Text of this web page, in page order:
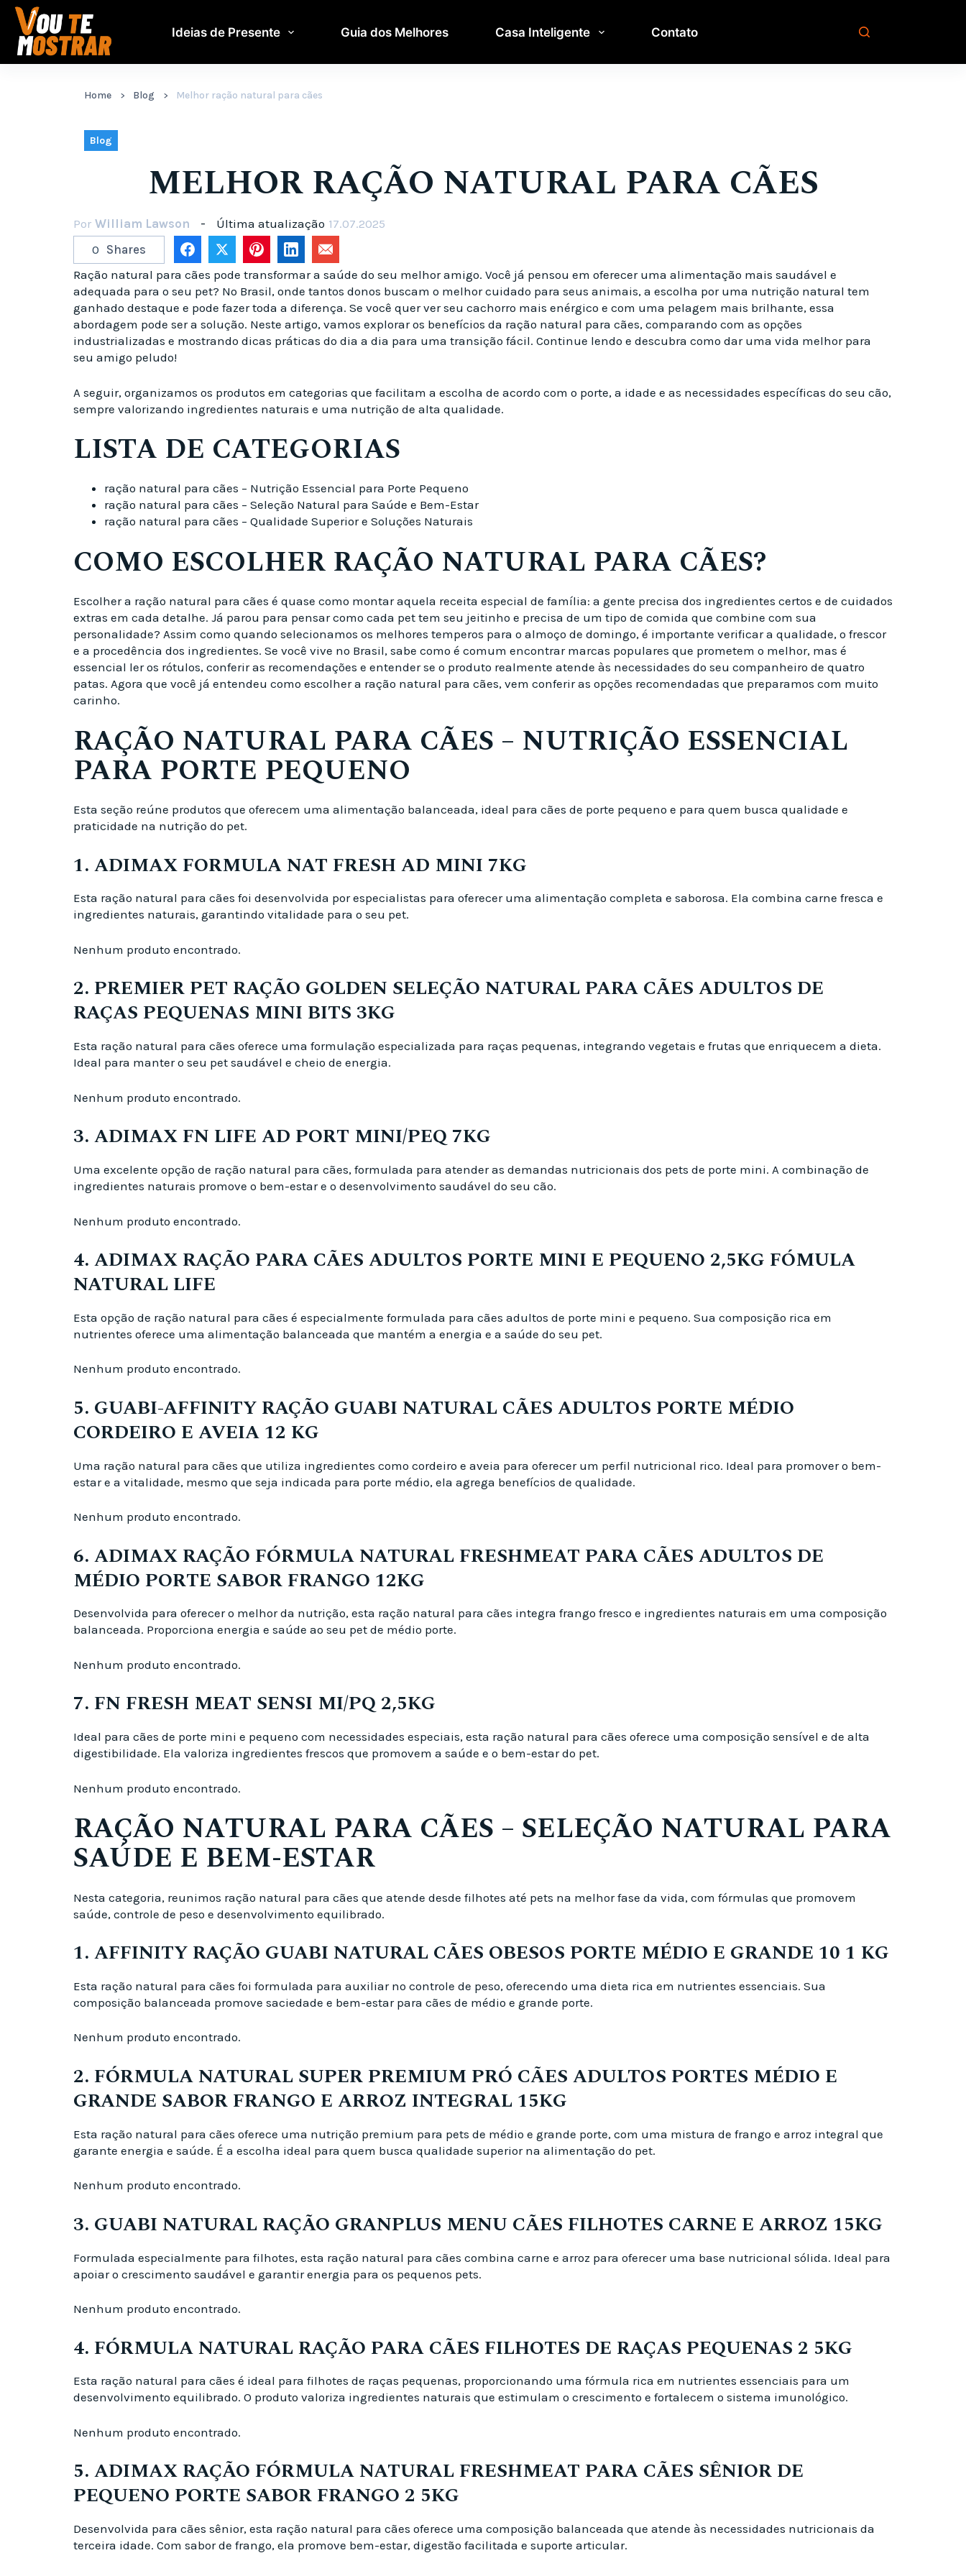
Pular
para
conteúdo
Ideias de Presente Guia dos Melhores Casa Inteligente Contato
Home Blog Melhor ração natural para cães
Blog
MELHOR RAÇÃO NATURAL PARA CÃES
Por William Lawson Última atualização 17.07.2025
0 Shares
Ração natural para cães pode transformar a saúde do seu melhor amigo. Você já pensou em oferecer uma alimentação mais saudável e
adequada para o seu pet? No Brasil, onde tantos donos buscam o melhor cuidado para seus animais, a escolha por uma nutrição natural tem
ganhado destaque e pode fazer toda a diferença. Se você quer ver seu cachorro mais enérgico e com uma pelagem mais brilhante, essa
abordagem pode ser a solução. Neste artigo, vamos explorar os benefícios da ração natural para cães, comparando com as opções
industrializadas e mostrando dicas práticas do dia a dia para uma transição fácil. Continue lendo e descubra como dar uma vida melhor para
seu amigo peludo!
A seguir, organizamos os produtos em categorias que facilitam a escolha de acordo com o porte, a idade e as necessidades específicas do seu cão,
sempre valorizando ingredientes naturais e uma nutrição de alta qualidade.
LISTA DE CATEGORIAS
ração natural para cães – Nutrição Essencial para Porte Pequeno
ração natural para cães – Seleção Natural para Saúde e Bem-Estar
ração natural para cães – Qualidade Superior e Soluções Naturais
COMO ESCOLHER RAÇÃO NATURAL PARA CÃES?
Escolher a ração natural para cães é quase como montar aquela receita especial de família: a gente precisa dos ingredientes certos e de cuidados
extras em cada detalhe. Já parou para pensar como cada pet tem seu jeitinho e precisa de um tipo de comida que combine com sua
personalidade? Assim como quando selecionamos os melhores temperos para o almoço de domingo, é importante verificar a qualidade, o frescor
e a procedência dos ingredientes. Se você vive no Brasil, sabe como é comum encontrar marcas populares que prometem o melhor, mas é
essencial ler os rótulos, conferir as recomendações e entender se o produto realmente atende às necessidades do seu companheiro de quatro
patas. Agora que você já entendeu como escolher a ração natural para cães, vem conferir as opções recomendadas que preparamos com muito
carinho.
RAÇÃO NATURAL PARA CÃES – NUTRIÇÃO ESSENCIAL
PARA PORTE PEQUENO
Esta seção reúne produtos que oferecem uma alimentação balanceada, ideal para cães de porte pequeno e para quem busca qualidade e
praticidade na nutrição do pet.
1. ADIMAX FORMULA NAT FRESH AD MINI 7KG
Esta ração natural para cães foi desenvolvida por especialistas para oferecer uma alimentação completa e saborosa. Ela combina carne fresca e
ingredientes naturais, garantindo vitalidade para o seu pet.
Nenhum produto encontrado.
2. PREMIER PET RAÇÃO GOLDEN SELEÇÃO NATURAL PARA CÃES ADULTOS DE
RAÇAS PEQUENAS MINI BITS 3KG
Esta ração natural para cães oferece uma formulação especializada para raças pequenas, integrando vegetais e frutas que enriquecem a dieta.
Ideal para manter o seu pet saudável e cheio de energia.
Nenhum produto encontrado.
3. ADIMAX FN LIFE AD PORT MINI/PEQ 7KG
Uma excelente opção de ração natural para cães, formulada para atender as demandas nutricionais dos pets de porte mini. A combinação de
ingredientes naturais promove o bem-estar e o desenvolvimento saudável do seu cão.
Nenhum produto encontrado.
4. ADIMAX RAÇÃO PARA CÃES ADULTOS PORTE MINI E PEQUENO 2,5KG FÓMULA
NATURAL LIFE
Esta opção de ração natural para cães é especialmente formulada para cães adultos de porte mini e pequeno. Sua composição rica em
nutrientes oferece uma alimentação balanceada que mantém a energia e a saúde do seu pet.
Nenhum produto encontrado.
5. GUABI-AFFINITY RAÇÃO GUABI NATURAL CÃES ADULTOS PORTE MÉDIO
CORDEIRO E AVEIA 12 KG
Uma ração natural para cães que utiliza ingredientes como cordeiro e aveia para oferecer um perfil nutricional rico. Ideal para promover o bem-
estar e a vitalidade, mesmo que seja indicada para porte médio, ela agrega benefícios de qualidade.
Nenhum produto encontrado.
6. ADIMAX RAÇÃO FÓRMULA NATURAL FRESHMEAT PARA CÃES ADULTOS DE
MÉDIO PORTE SABOR FRANGO 12KG
Desenvolvida para oferecer o melhor da nutrição, esta ração natural para cães integra frango fresco e ingredientes naturais em uma composição
balanceada. Proporciona energia e saúde ao seu pet de médio porte.
Nenhum produto encontrado.
7. FN FRESH MEAT SENSI MI/PQ 2,5KG
Ideal para cães de porte mini e pequeno com necessidades especiais, esta ração natural para cães oferece uma composição sensível e de alta
digestibilidade. Ela valoriza ingredientes frescos que promovem a saúde e o bem-estar do pet.
Nenhum produto encontrado.
RAÇÃO NATURAL PARA CÃES – SELEÇÃO NATURAL PARA
SAÚDE E BEM-ESTAR
Nesta categoria, reunimos ração natural para cães que atende desde filhotes até pets na melhor fase da vida, com fórmulas que promovem
saúde, controle de peso e desenvolvimento equilibrado.
1. AFFINITY RAÇÃO GUABI NATURAL CÃES OBESOS PORTE MÉDIO E GRANDE 10 1 KG
Esta ração natural para cães foi formulada para auxiliar no controle de peso, oferecendo uma dieta rica em nutrientes essenciais. Sua
composição balanceada promove saciedade e bem-estar para cães de médio e grande porte.
Nenhum produto encontrado.
2. FÓRMULA NATURAL SUPER PREMIUM PRÓ CÃES ADULTOS PORTES MÉDIO E
GRANDE SABOR FRANGO E ARROZ INTEGRAL 15KG
Esta ração natural para cães oferece uma nutrição premium para pets de médio e grande porte, com uma mistura de frango e arroz integral que
garante energia e saúde. É a escolha ideal para quem busca qualidade superior na alimentação do pet.
Nenhum produto encontrado.
3. GUABI NATURAL RAÇÃO GRANPLUS MENU CÃES FILHOTES CARNE E ARROZ 15KG
Formulada especialmente para filhotes, esta ração natural para cães combina carne e arroz para oferecer uma base nutricional sólida. Ideal para
apoiar o crescimento saudável e garantir energia para os pequenos pets.
Nenhum produto encontrado.
4. FÓRMULA NATURAL RAÇÃO PARA CÃES FILHOTES DE RAÇAS PEQUENAS 2 5KG
Esta ração natural para cães é ideal para filhotes de raças pequenas, proporcionando uma fórmula rica em nutrientes essenciais para um
desenvolvimento equilibrado. O produto valoriza ingredientes naturais que estimulam o crescimento e fortalecem o sistema imunológico.
Nenhum produto encontrado.
5. ADIMAX RAÇÃO FÓRMULA NATURAL FRESHMEAT PARA CÃES SÊNIOR DE
PEQUENO PORTE SABOR FRANGO 2 5KG
Desenvolvida para cães sênior, esta ração natural para cães oferece uma composição balanceada que atende às necessidades nutricionais da
terceira idade. Com sabor de frango, ela promove bem-estar, digestão facilitada e suporte articular.